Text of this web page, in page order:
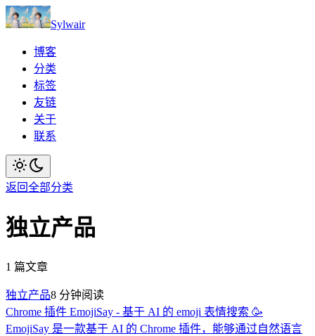
Sylwair
博客
分类
标签
友链
关于
联系
返回全部分类
独立产品
1 篇文章
独立产品8 分钟阅读
Chrome 插件 EmojiSay - 基于 AI 的 emoji 表情搜索 🥳
EmojiSay 是一款基于 AI 的 Chrome 插件，能够通过自然语言